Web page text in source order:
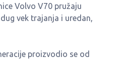
Volvo V70 pružaju
vek trajanja i uredan,
proizvodio se od